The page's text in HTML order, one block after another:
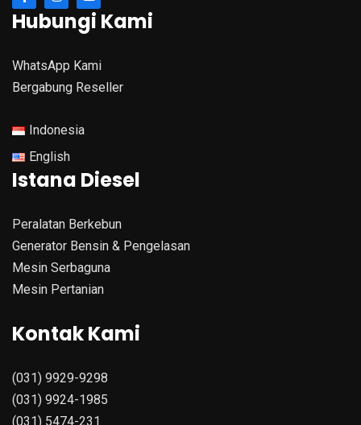
Hubungi Kami
WhatsApp Kami
Bergabung Reseller
Indonesia
English
Istana Diesel
Peralatan Berkebun
Generator Bensin & Pengelasan
Mesin Serbaguna
Mesin Pertanian
Kontak Kami
(031) 9929-9298
(031) 9924-1985
(031) 5474-231